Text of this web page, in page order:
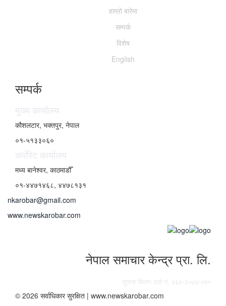
हाम्राे बारेमा
सम्पर्क
विशेष
English
सम्पर्क
मुख्य कार्यालय
कौशलटार, भक्तपुर, नेपाल
०१-५१३३०६०
कर्पाेरेट कार्यालय
मध्य बानेश्वर, काठमाडौँ
०१-४४७१४६८, ४४७८१३१
nkarobar@gmail.com
www.newskarobar.com
नेपाल समाचार केन्द्र प्रा. लि.
सूचना बिभाग दर्ता नं. ४६४-२०७४/०७५
© 2026 सर्वाधिकार सुरक्षित | www.newskarobar.com